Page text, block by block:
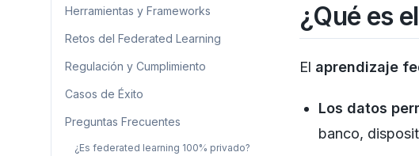
Herramientas y Frameworks
Retos del Federated Learning
Regulación y Cumplimiento
Casos de Éxito
Preguntas Frecuentes
¿Es federated learning 100% privado?
¿Qué es
El aprendizaje
Los datos
banco,